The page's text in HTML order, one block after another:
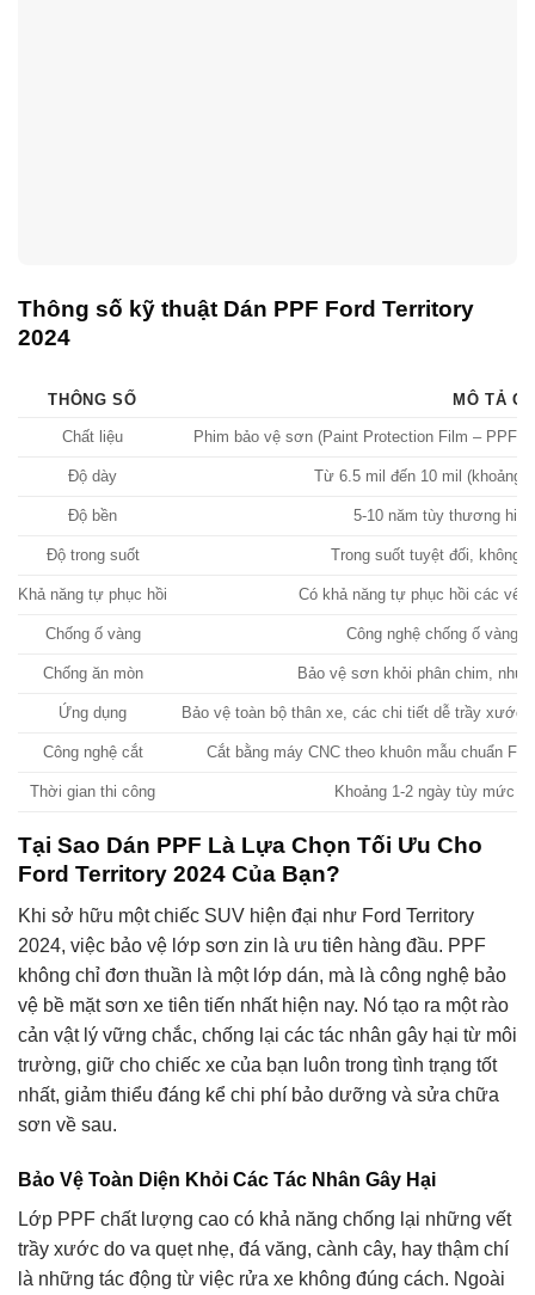
Thông số kỹ thuật Dán PPF Ford Territory
2024
THÔNG SỐ MÔ TẢ
Chất liệu Phim bảo vệ sơn (Paint Protection Film – PPF)
Độ dày Từ 6.5 mil đến 10 mil (khoảng
Độ bền 5-10 năm tùy thương
Độ trong suốt Trong suốt tuyệt đối, không
Khả năng tự phục hồi Có khả năng tự phục hồi các
Chống ố vàng Công nghệ chống ố vàng
Chống ăn mòn Bảo vệ sơn khỏi phân chim,
Ứng dụng Bảo vệ toàn bộ thân xe, các chi tiết dễ trầy
Công nghệ cắt Cắt bằng máy CNC theo khuôn mẫu chuẩn
Thời gian thi công Khoảng 1-2 ngày tùy mức
Tại Sao Dán PPF Là Lựa Chọn Tối Ưu Cho
Ford Territory 2024 Của Bạn?
Khi sở hữu một chiếc SUV hiện đại như Ford Territory
2024, việc bảo vệ lớp sơn zin là ưu tiên hàng đầu. PPF
không chỉ đơn thuần là một lớp dán, mà là công nghệ bảo
vệ bề mặt sơn xe tiên tiến nhất hiện nay. Nó tạo ra một rào
cản vật lý vững chắc, chống lại các tác nhân gây hại từ môi
trường, giữ cho chiếc xe của bạn luôn trong tình trạng tốt
nhất, giảm thiểu đáng kể chi phí bảo dưỡng và sửa chữa
sơn về sau.
Bảo Vệ Toàn Diện Khỏi Các Tác Nhân Gây Hại
Lớp PPF chất lượng cao có khả năng chống lại những vết
trầy xước do va quẹt nhẹ, đá văng, cành cây, hay thậm chí
là những tác động từ việc rửa xe không đúng cách. Ngoài